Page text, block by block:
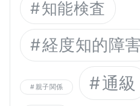
知能検査
経度知的障害
親子関係 通級